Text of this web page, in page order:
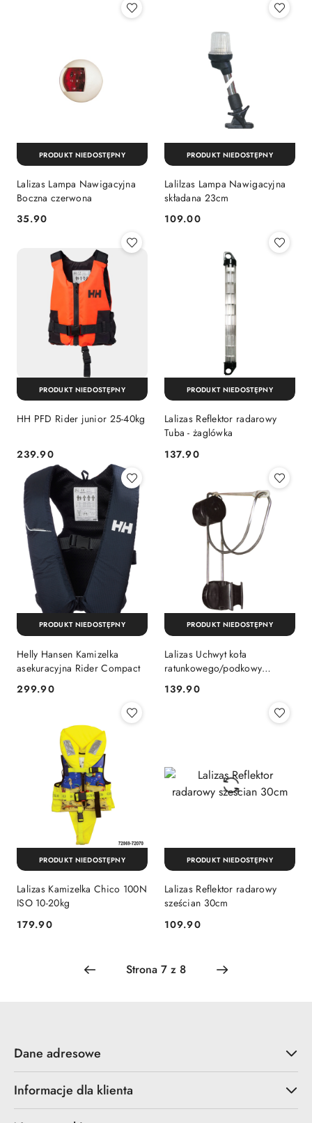
Lalizas Lampa Nawigacyjna
Boczna czerwona
Cena:
35.90
PRODUKT NIEDOSTĘPNY
Lalilzas Lampa Nawigacyjna
składana 23cm
Cena:
109.00
PRODUKT NIEDOSTĘPNY
HH PFD Rider junior 25-40kg
Cena:
239.90
PRODUKT NIEDOSTĘPNY
Lalizas Reflektor radarowy
Tuba - żaglówka
Cena:
137.90
PRODUKT NIEDOSTĘPNY
Helly Hansen Kamizelka
asekuracyjna Rider Compact
Cena:
299.90
PRODUKT NIEDOSTĘPNY
Lalizas Uchwyt koła
ratunkowego/podkowy
Cena:
139.90
PRODUKT NIEDOSTĘPNY
Lalizas Kamizelka Chico 100N
ISO 10-20kg
Cena:
179.90
PRODUKT NIEDOSTĘPNY
Lalizas Reflektor radarowy
sześcian 30cm
Cena:
109.90
PRODUKT NIEDOSTĘPNY
Dane adresowe
Informacje dla klienta